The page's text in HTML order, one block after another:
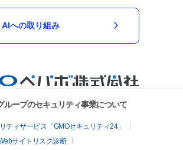
AIへの取り組み
ループのセキュリティ事業について
ティサービス「GMOセキュリティ24」
サイトリスク診断